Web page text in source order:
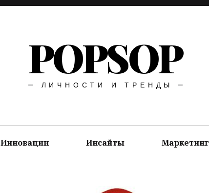
POPSOP
ЛИЧНОСТИ И ТРЕНДЫ
Инновации Инсайты Маркетинг